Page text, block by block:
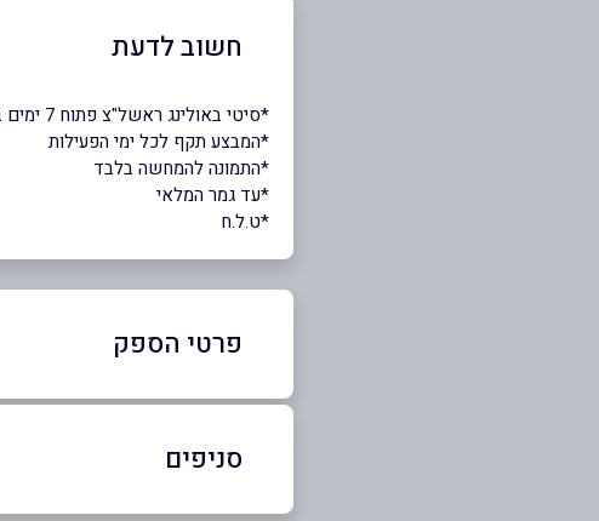
חשוב לדעת
*סיטי באולינג ראשל"צ פתוח 7 ימים בשבוע 10:00 עד 01:00
*המבצע תקף לכל ימי הפעילות
*התמונה להמחשה בלבד
*עד גמר המלאי
*ט.ל.ח
פרטי הספק
03-6889015
באתר
סניפים